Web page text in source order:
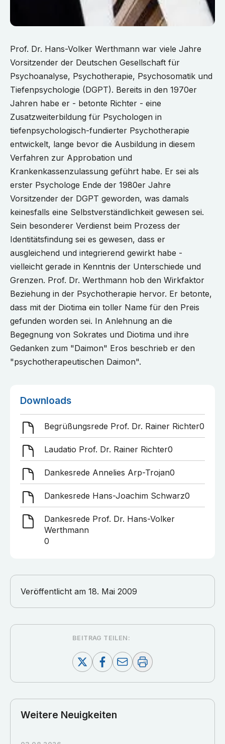
Prof. Dr. Hans-Volker Werthmann war viele Jahre
Vorsitzender der Deutschen Gesellschaft für
Psychoanalyse, Psychotherapie, Psychosomatik und
Tiefenpsychologie (DGPT). Bereits in den 1970er
Jahren habe er - betonte Richter - eine
Zusatzweiterbildung für Psychologen in
tiefenpsychologisch-fundierter Psychotherapie
entwickelt, lange bevor die Ausbildung in diesem
Verfahren zur Approbation und
Krankenkassenzulassung geführt habe. Er sei als
erster Psychologe Ende der 1980er Jahre
Vorsitzender der DGPT geworden, was damals
keinesfalls eine Selbstverständlichkeit gewesen sei.
Sein besonderer Verdienst beim Prozess der
Identitätsfindung sei es gewesen, dass er
ausgleichend und integrierend gewirkt habe -
vielleicht gerade in Kenntnis der Unterschiede und
Grenzen. Prof. Dr. Werthmann hob den Wirkfaktor
Beziehung in der Psychotherapie hervor. Er betonte,
dass mit der Diotima ein toller Name für den Preis
gefunden worden sei. In Anlehnung an die
Begegnung von Sokrates und Diotima und ihre
Gedanken zum "Daimon" Eros beschrieb er den
"psychotherapeutischen Daimon".
Downloads
Begrüßungsrede Prof. Dr. Rainer Richter0
Laudatio Prof. Dr. Rainer Richter0
Dankesrede Annelies Arp-Trojan0
Dankesrede Hans-Joachim Schwarz0
Dankesrede Prof. Dr. Hans-Volker
Werthmann
0
Veröffentlicht am 18. Mai 2009
BEITRAG TEILEN:
Weitere Neuigkeiten